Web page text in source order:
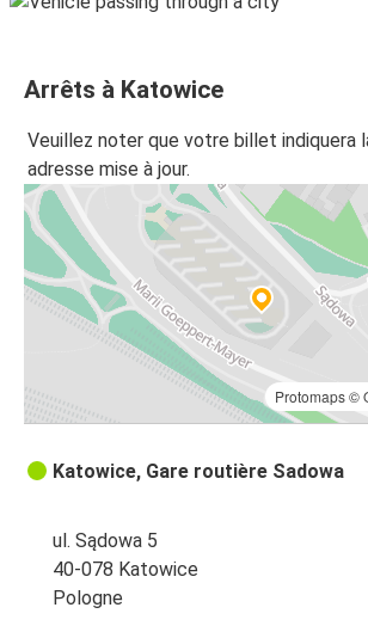
Arrêts à Katowice
Veuillez noter que votre billet indiquera
adresse mise à jour.
Protomaps©
Katowice, Gare routière Sadowa
ul. Sądowa 5
40-078 Katowice
Pologne